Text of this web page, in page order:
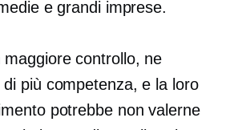
e grandi imprese.
controllo, ne
più competenza, e la loro
potrebbe non valerne